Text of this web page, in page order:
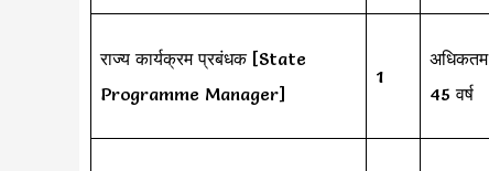
राज्य कार्यक्रम प्रबंधक [State
Programme Manager]
1
अधिकतम
45 वर्ष